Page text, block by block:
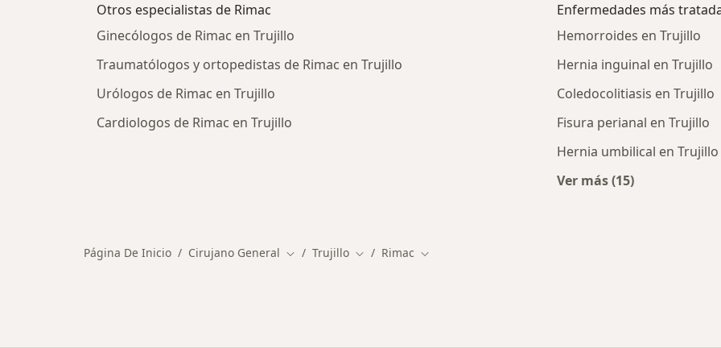
Otros especialistas de Rimac
Ginecólogos de Rimac en Trujillo
Traumatólogos y ortopedistas de Rimac en Trujillo
Urólogos de Rimac en Trujillo
Cardiologos de Rimac en Trujillo
Enfermedades más
Hemorroides en Trujillo
Hernia inguinal en Trujillo
Coledocolitiasis en Trujillo
Fisura perianal en Trujillo
Hernia umbilical en Trujillo
Ver más (15)
Página De Inicio Cirujano General Cambiar de ciudad
Trujillo Cambiar de ciudad
Rimac Cambiar de ciudad